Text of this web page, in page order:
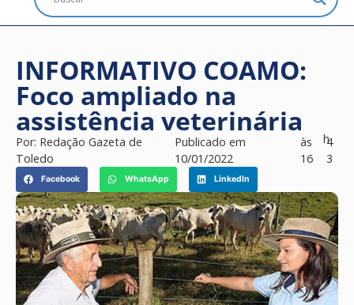
INFORMATIVO COAMO:
Foco ampliado na
assistência veterinária
Por: Redação Gazeta de
Toledo
Publicado em
10/01/2022
às
16
h4
3
Facebook WhatsApp LinkedIn